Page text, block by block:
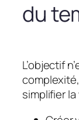
du
L’objectif
simplifier la